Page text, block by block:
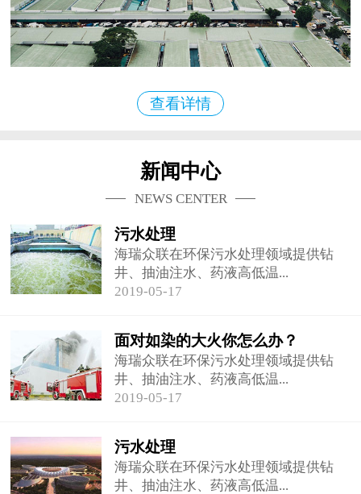
查看详情
新闻中心
NEWS CENTER
污水处理
海瑞众联在环保污水处理领域提供钻
井、抽油注水、药液高低温...
2019-05-17
面对如染的大火你怎么办？
海瑞众联在环保污水处理领域提供钻
井、抽油注水、药液高低温...
2019-05-17
污水处理
海瑞众联在环保污水处理领域提供钻
井、抽油注水、药液高低温...